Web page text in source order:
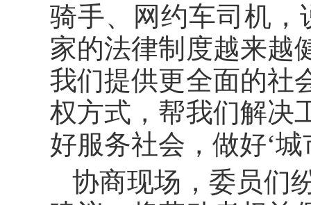
骑手、网约车司机，
家的法律制度越来越
我们提供更全面的社
权方式，帮我们解决
好服务社会，做好‘
协商现场，委员们